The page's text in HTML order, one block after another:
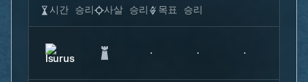
시간 승리 사살 승리 목표 승리